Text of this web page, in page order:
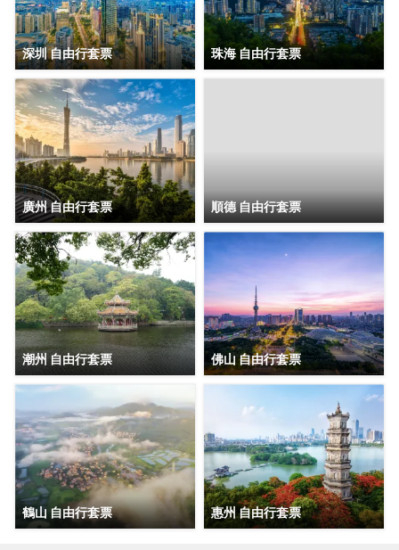
温馨舒適，餐飲美味多樣，休閒娛樂設施一應俱全，致力於
為每一位入住的賓客打造舒適難忘的住宿體驗。選擇歐斯卡
國際酒店（星光城店），就是選擇便捷、舒適與歡樂
深圳 自由行套票 珠海 自由行套票
廣州 自由行套票 順德 自由行套票
潮州 自由行套票 佛山 自由行套票
鶴山 自由行套票 惠州 自由行套票